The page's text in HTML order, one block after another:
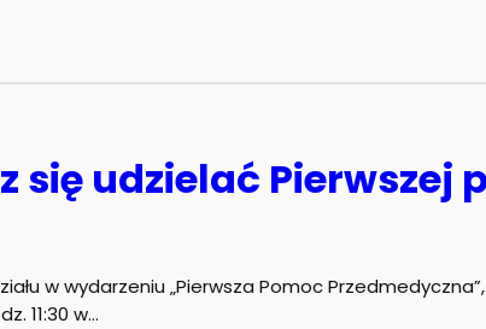
się udzielać Pierwszej
w wydarzeniu „Pierwsza Pomoc
11:30 w…